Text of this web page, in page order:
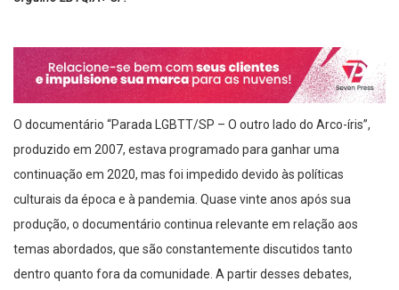
O documentário “Parada LGBTT/SP – O outro lado do Arco-íris”,
produzido em 2007, estava programado para ganhar uma
continuação em 2020, mas foi impedido devido às políticas
culturais da época e à pandemia. Quase vinte anos após sua
produção, o documentário continua relevante em relação aos
temas abordados, que são constantemente discutidos tanto
dentro quanto fora da comunidade. A partir desses debates,